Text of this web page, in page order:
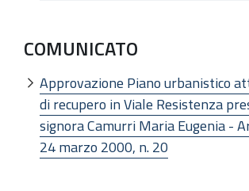
COMUNICATO
Approvazione Piano urbanistico
di recupero in Viale Resistenza
signora Camurri Maria Eugenia -
24 marzo 2000, n. 20